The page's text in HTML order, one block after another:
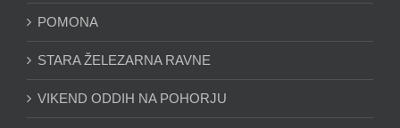
POMONA
STARA ŽELEZARNA RAVNE
VIKEND ODDIH NA POHORJU